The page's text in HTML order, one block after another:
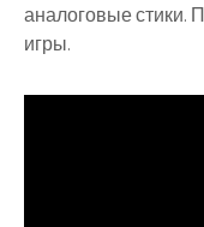
аналоговые стики.
игры.